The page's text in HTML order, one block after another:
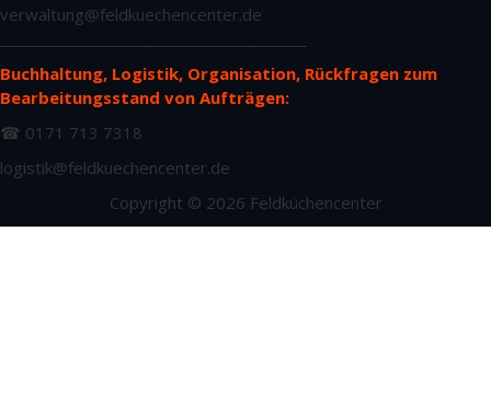
verwaltung@feldkuechencenter.de
Buchhaltung, Logistik, Organisation, Rückfragen zum
Bearbeitungsstand von Aufträgen:
☎ 0171 713 7318
logistik@feldkuechencenter.de
Copyright © 2026 Feldküchencenter